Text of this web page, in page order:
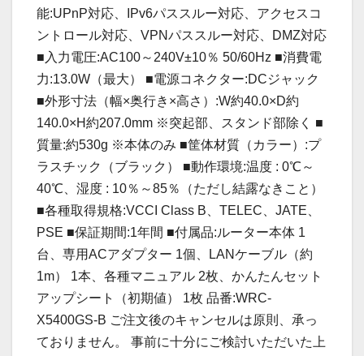
能:UPnP対応、IPv6パススルー対応、アクセスコ
ントロール対応、VPNパススルー対応、DMZ対応
■入力電圧:AC100～240V±10％ 50/60Hz ■消費電
力:13.0W（最大） ■電源コネクター:DCジャック
■外形寸法（幅×奥行き×高さ）:W約40.0×D約
140.0×H約207.0mm ※突起部、スタンド部除く ■
質量:約530g ※本体のみ ■筐体材質（カラー）:プ
ラスチック（ブラック） ■動作環境:温度 : 0℃～
40℃、湿度 : 10％～85％（ただし結露なきこと）
■各種取得規格:VCCI Class B、TELEC、JATE、
PSE ■保証期間:1年間 ■付属品:ルーター本体 1
台、専用ACアダプター 1個、LANケーブル（約
1m） 1本、各種マニュアル 2枚、かんたんセット
アップシート（初期値） 1枚 品番:WRC-
X5400GS-B ご注文後のキャンセルは原則、承っ
ておりません。 事前に十分にご検討いただいた上